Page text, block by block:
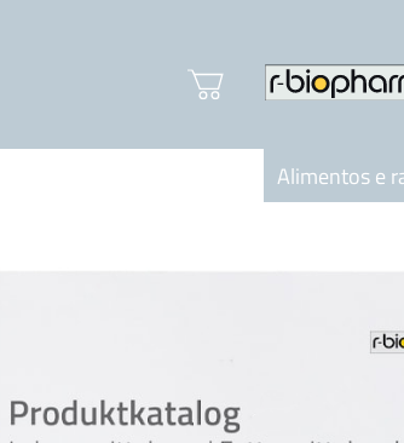
Alimentos e
Nutrition Care